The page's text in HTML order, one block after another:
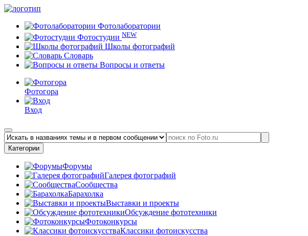
Фотолаборатории
Фотостудии NEW
Школы фотографий
Словарь
Вопросы и ответы
Фотогора
Вход
Категории
Форумы
Галерея фотографий
Сообщества
Барахолка
Выставки и проекты
Обсуждение фототехники
Фотоконкурсы
Классики фотоискусства